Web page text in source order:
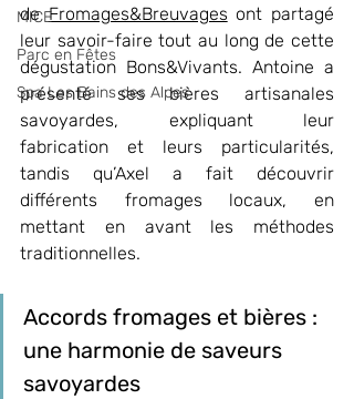
MICE
Parc en Fêtes
Spa Les Bains des Alpes
de Fromages&Breuvages ont partagé
leur savoir-faire tout au long de cette
dégustation Bons&Vivants. Antoine a
présenté ses bières artisanales
savoyardes, expliquant leur
fabrication et leurs particularités,
tandis qu’Axel a fait découvrir
différents fromages locaux, en
mettant en avant les méthodes
traditionnelles.
Accords fromages et bières :
une harmonie de saveurs
savoyardes